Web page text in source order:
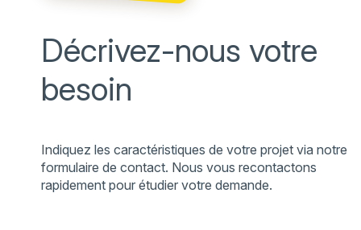
Décrivez-nous votre
besoin
Indiquez les caractéristiques de votre projet via notre
formulaire de contact. Nous vous recontactons
rapidement pour étudier votre demande.